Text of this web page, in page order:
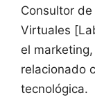
Consultor
Virtuales
el
relacionado
tecnológica.